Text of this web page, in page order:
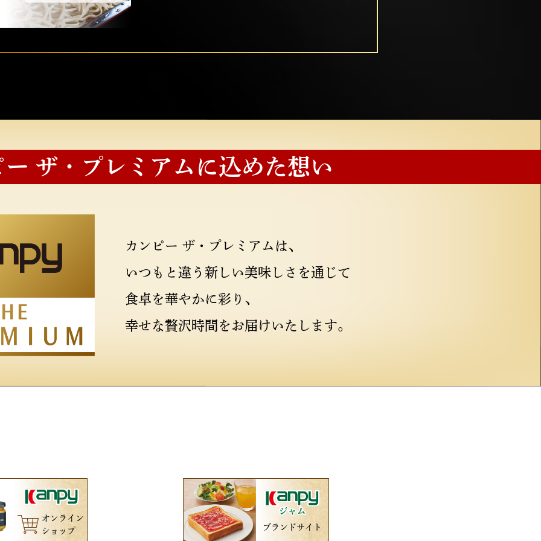
ザ・プレミアムに込めた想い
カンピー ザ・プレミアムは、
いつもと違う新しい美味しさを通じて
食卓を華やかに彩り、
幸せな贅沢時間をお届けいたします。
オンライン
ショップ
ブランドサイト